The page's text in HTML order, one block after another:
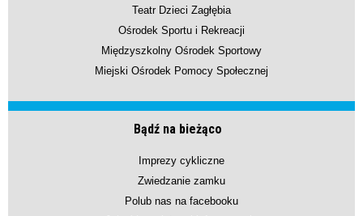
Teatr Dzieci Zagłębia
Ośrodek Sportu i Rekreacji
Międzyszkolny Ośrodek Sportowy
Miejski Ośrodek Pomocy Społecznej
Bądź na bieżąco
Imprezy cykliczne
Zwiedzanie zamku
Polub nas na facebooku